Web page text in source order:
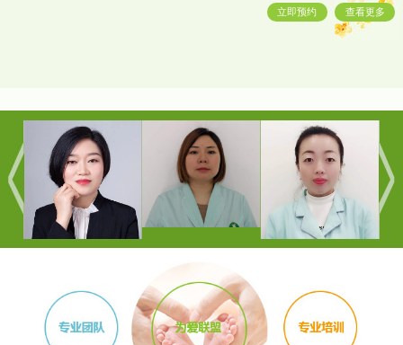
查看更多
立即预约